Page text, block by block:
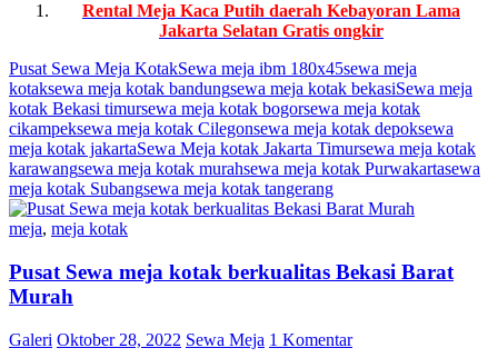
Rental Meja Kaca Putih daerah Kebayoran Lama
Jakarta Selatan Gratis ongkir
Pusat Sewa Meja KotakSewa meja ibm 180x45sewa meja
kotaksewa meja kotak bandungsewa meja kotak bekasiSewa meja
kotak Bekasi timursewa meja kotak bogorsewa meja kotak
cikampeksewa meja kotak Cilegonsewa meja kotak depoksewa
meja kotak jakartaSewa Meja kotak Jakarta Timursewa meja kotak
karawangsewa meja kotak murahsewa meja kotak Purwakartasewa
meja kotak Subangsewa meja kotak tangerang
meja, meja kotak
Pusat Sewa meja kotak berkualitas Bekasi Barat
Murah
Galeri Oktober 28, 2022 Sewa Meja 1 Komentar